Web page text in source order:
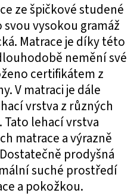
ze špičkové studené
svou vysokou gramáž
Matrace je díky této
nemění své
certifikátem z
V matraci je dále
vrstva z různých
lehací vrstva
matrace a výrazně
prodyšná
suché prostředí
a pokožkou.